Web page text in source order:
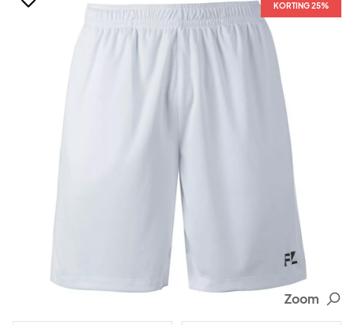
KORTING 25%
Zoom